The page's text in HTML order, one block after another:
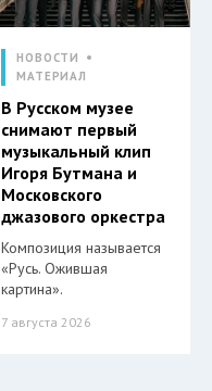
НОВОСТИ
МАТЕРИАЛ
В Русском музее
снимают первый
музыкальный клип
Игоря Бутмана и
Московского
джазового оркестра
Композиция называется
«Русь. Ожившая
картина».
7 августа 2026